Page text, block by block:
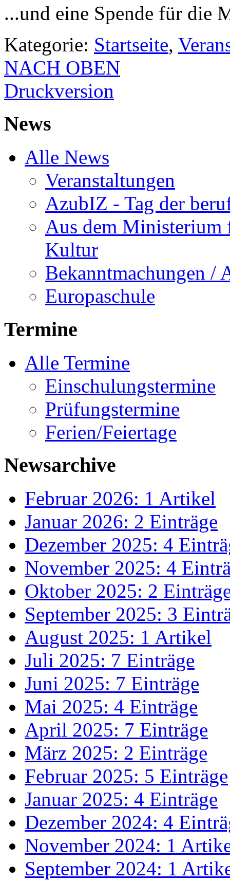
...und eine Spende für die
Kategorie: Startseite,
NACH OBEN
Druckversion
News
Alle News
Veranstaltungen
AzubIZ - Tag der
Aus dem Ministerium
Kultur
Bekanntmachungen /
Europaschule
Termine
Alle Termine
Einschulungstermine
Prüfungstermine
Ferien/Feiertage
Newsarchive
Februar 2026: 1 Artikel
Januar 2026: 2 Einträge
Dezember 2025: 4
November 2025: 4
Oktober 2025: 2
September 2025: 3
August 2025: 1 Artikel
Juli 2025: 7 Einträge
Juni 2025: 7 Einträge
Mai 2025: 4 Einträge
April 2025: 7 Einträge
März 2025: 2 Einträge
Februar 2025: 5 Einträge
Januar 2025: 4 Einträge
Dezember 2024: 4
November 2024: 1
September 2024: 1